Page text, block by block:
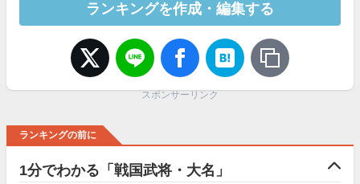
ランキングを作成・編集する
スポンサーリンク
ランキングの前に
1分でわかる「戦国武将・大名」